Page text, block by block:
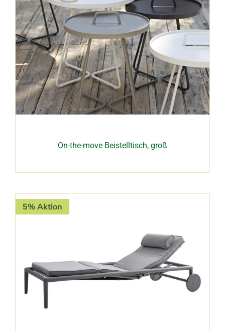
On-the-move Beistelltisch, groß
5% Aktion